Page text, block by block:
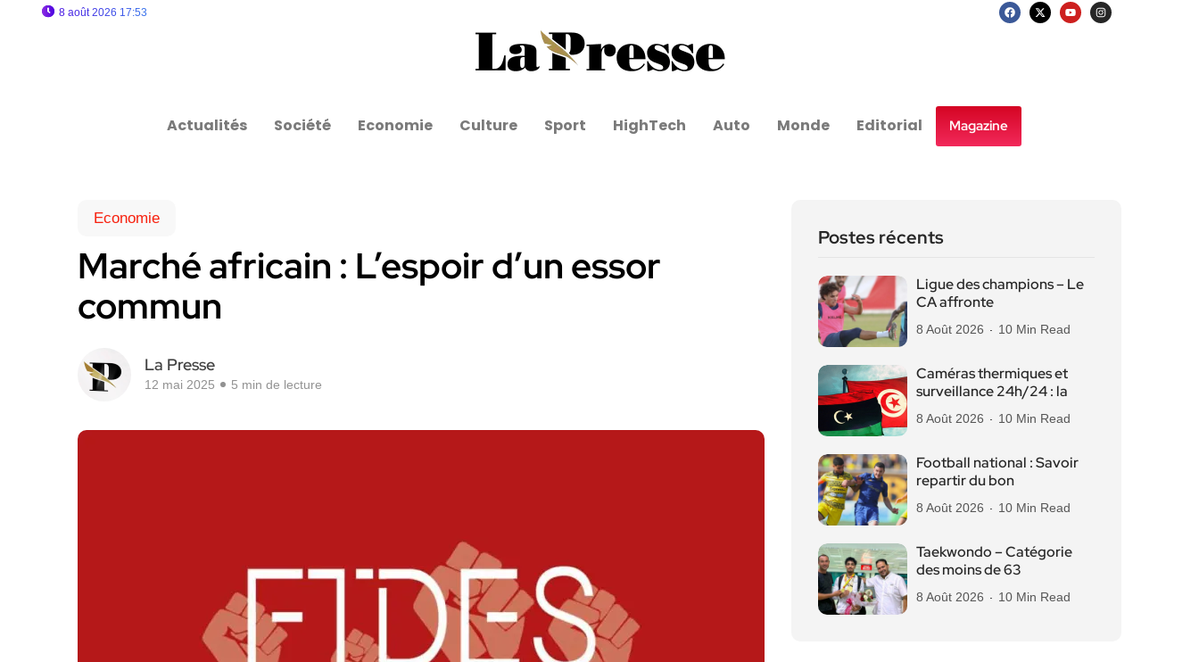
8 août 2026 17:53
Actualités Société Economie Culture Sport HighTech Auto Monde Editorial Magazine
Economie
Marché africain : L’espoir d’un essor
commun
La Presse
12 mai 2025 5 min de lecture
Postes récents
Ligue des champions – Le
CA affronte
8 Août 2026 10 Min Read
Caméras thermiques et
surveillance 24h/24 : la
8 Août 2026 10 Min Read
Football national : Savoir
repartir du bon
8 Août 2026 10 Min Read
Taekwondo – Catégorie
des moins de 63
8 Août 2026 10 Min Read